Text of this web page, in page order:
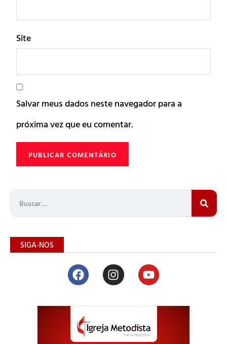
Site
Salvar meus dados neste navegador para a
próxima vez que eu comentar.
SIGA-NOS